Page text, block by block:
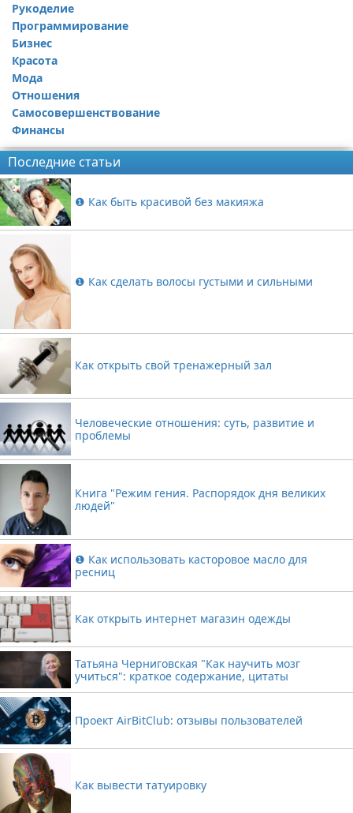
Рукоделие
Программирование
Бизнес
Красота
Мода
Отношения
Самосовершенствование
Финансы
Последние статьи
❶ Как быть красивой без макияжа
❶ Как сделать волосы густыми и сильными
Как открыть свой тренажерный зал
Человеческие отношения: суть, развитие и
проблемы
Книга "Режим гения. Распорядок дня великих
людей"
❶ Как использовать касторовое масло для
ресниц
Как открыть интернет магазин одежды
Татьяна Черниговская "Как научить мозг
учиться": краткое содержание, цитаты
Проект AirBitClub: отзывы пользователей
Как вывести татуировку